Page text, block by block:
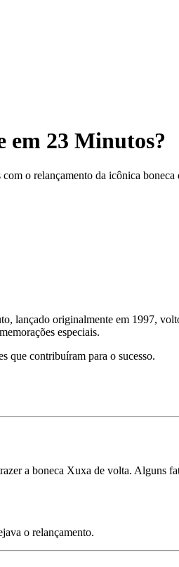
em 23 Minutos?
o relançamento da icônica
lançado originalmente em 1997,
especiais.
que contribuíram para o sucesso.
a boneca Xuxa de volta. Alguns
o relançamento.